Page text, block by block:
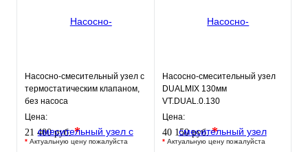
Насосно-смесительный узел с
термостатическим клапаном,
без насоса
Цена:
21 400 руб.*
* Актуальную цену пожалуйста
Насосно-смесительный узел
DUALMIX 130мм
VT.DUAL.0.130
Цена:
40 150 руб.*
* Актуальную цену пожалуйста